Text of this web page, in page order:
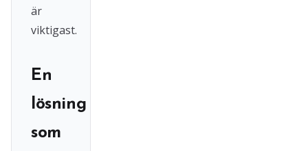
är
viktigast.
En
lösning
som